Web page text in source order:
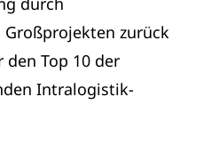
zurück
den Top 10 der
Intralogistik-